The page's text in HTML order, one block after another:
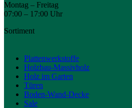
Montag – Freitag
07:00 – 17:00 Uhr
Sortiment
Plattenwerkstoffe
Holzbau-Massivholz
Holz im Garten
Türen
Boden-Wand-Decke
Sale